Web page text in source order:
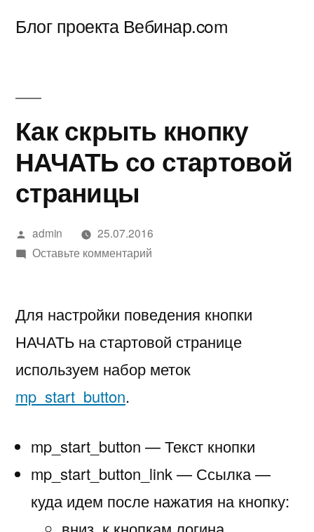
Блог проекта Вебинар.com
Как скрыть кнопку
НАЧАТЬ со стартовой
страницы
Написано
автором
admin
25.07.2016
Оставьте комментарийк
кнопку
со
стартовой
Для настройки поведения кнопки
НАЧАТЬ на стартовой странице
используем набор меток
mp_start_button.
mp_start_button — Текст кнопки
mp_start_button_link — Ссылка —
куда идем после нажатия на кнопку: